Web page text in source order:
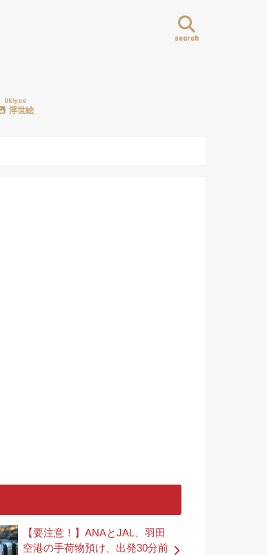
search
Ukiyoe
浮世絵
【要注意！】ANAとJAL、羽田
空港の手荷物預け、出発30分前